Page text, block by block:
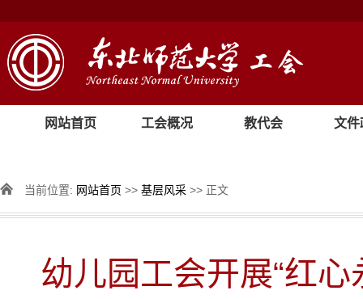
网站首页 工会概况 教代会 文件
当前位置: 网站首页 >> 基层风采 >> 正文
幼儿园工会开展“红